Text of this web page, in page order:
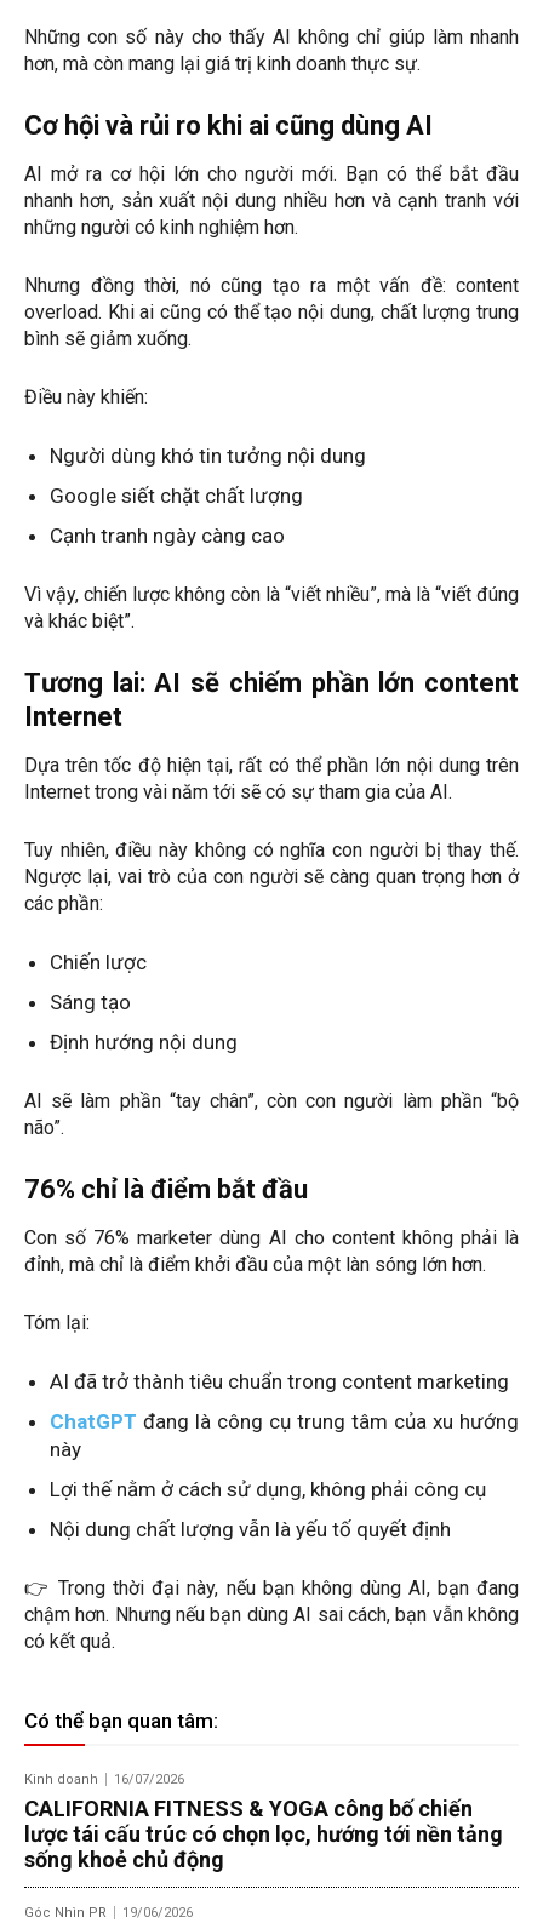
Những con số này cho thấy AI không chỉ giúp làm nhanh
hơn, mà còn mang lại giá trị kinh doanh thực sự.
Cơ hội và rủi ro khi ai cũng dùng AI
AI mở ra cơ hội lớn cho người mới. Bạn có thể bắt đầu
nhanh hơn, sản xuất nội dung nhiều hơn và cạnh tranh với
những người có kinh nghiệm hơn.
Nhưng đồng thời, nó cũng tạo ra một vấn đề: content
overload. Khi ai cũng có thể tạo nội dung, chất lượng trung
bình sẽ giảm xuống.
Điều này khiến:
Người dùng khó tin tưởng nội dung
Google siết chặt chất lượng
Cạnh tranh ngày càng cao
Vì vậy, chiến lược không còn là “viết nhiều”, mà là “viết đúng
và khác biệt”.
Tương lai: AI sẽ chiếm phần lớn content
Internet
Dựa trên tốc độ hiện tại, rất có thể phần lớn nội dung trên
Internet trong vài năm tới sẽ có sự tham gia của AI.
Tuy nhiên, điều này không có nghĩa con người bị thay thế.
Ngược lại, vai trò của con người sẽ càng quan trọng hơn ở
các phần:
Chiến lược
Sáng tạo
Định hướng nội dung
AI sẽ làm phần “tay chân”, còn con người làm phần “bộ
não”.
76% chỉ là điểm bắt đầu
Con số 76% marketer dùng AI cho content không phải là
đỉnh, mà chỉ là điểm khởi đầu của một làn sóng lớn hơn.
Tóm lại:
AI đã trở thành tiêu chuẩn trong content marketing
ChatGPT đang là công cụ trung tâm của xu hướng
này
Lợi thế nằm ở cách sử dụng, không phải công cụ
Nội dung chất lượng vẫn là yếu tố quyết định
👉 Trong thời đại này, nếu bạn không dùng AI, bạn đang
chậm hơn. Nhưng nếu bạn dùng AI sai cách, bạn vẫn không
có kết quả.
Có thể bạn quan tâm:
Kinh doanh 16/07/2026
CALIFORNIA FITNESS & YOGA công bố chiến
lược tái cấu trúc có chọn lọc, hướng tới nền tảng
sống khoẻ chủ động
Góc Nhìn PR 19/06/2026